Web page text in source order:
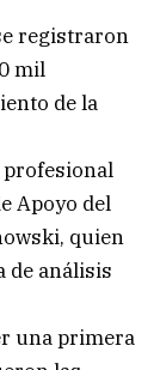
registraron
mil
de la
Apoyo del
quien
de análisis
una primera